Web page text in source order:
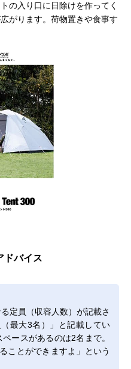
の入り口に日除けを作ってく
がります。荷物置きや食事す
ドバイス
定員（収容人数）が記載さ
最大3名）」と記載してい
ースがあるのは2名まで。
ことができますよ」という